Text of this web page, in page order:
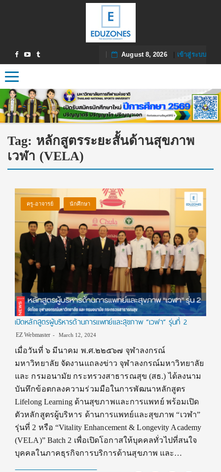
August 8, 2026| เข้าสู่ระบบ
Toggle navigation
Tag: หลักสูตรระยะสั้นด้านสุขภาพ
เวฬา (VELA)
ครู-อาจารย์ นักศึกษา
เปิดหลักสูตรผู้บริหารด้านการแพทย์และสุขภาพ “เวฬา” รุ่นที่ 2
EZ Webmaster March 12, 2024
เมื่อวันที่ ๖ มีนาคม พ.ศ.๒๒๕๖๗ จุฬาลงกรณ์
มหาวิทยาลัย จัดงานแถลงข่าว จุฬาลงกรณ์มหาวิทยาลัย
และ กรมอนามัย กระทรวงสาธารณสุข (สธ.) ได้ลงนาม
บันทึกข้อตกลงความร่วมมือในการพัฒนาหลักสูตร
Lifelong Learning ด้านสุขภาพและการแพทย์ พร้อมเปิด
ตัวหลักสูตรผู้บริหาร ด้านการแพทย์และสุขภาพ “เวฬา”
รุ่นที่ 2 หรือ “Vitality Enhancement & Longevity Academy
(VELA)” Batch 2 เพื่อเปิดโอกาสให้บุคคลทั่วไปที่สนใจ
บุคคลในภาคธุรกิจการบริการด้านสุขภาพ และ…